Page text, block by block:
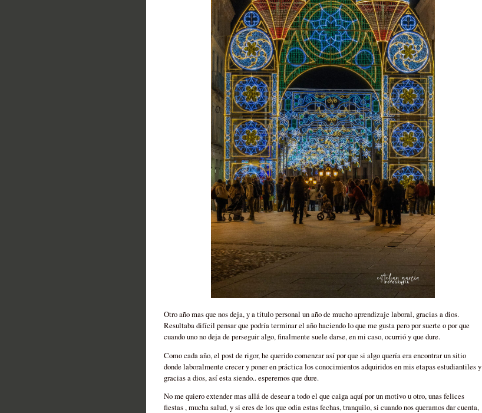
Otro año mas que nos deja, y a título personal un año de mucho aprendizaje laboral, gracias a dios.
Resultaba difícil pensar que podría terminar el año haciendo lo que me gusta pero por suerte o por que
cuando uno no deja de perseguir algo, finalmente suele darse, en mi caso, ocurrió y que dure.
Como cada año, el post de rigor, he querido comenzar así por que si algo quería era encontrar un sitio
donde laboralmente crecer y poner en práctica los conocimientos adquiridos en mis etapas estudiantiles y
gracias a dios, así esta siendo.. esperemos que dure.
No me quiero extender mas allá de desear a todo el que caiga aquí por un motivo u otro, unas felices
fiestas , mucha salud, y si eres de los que odia estas fechas, tranquilo, si cuando nos queramos dar cuenta,